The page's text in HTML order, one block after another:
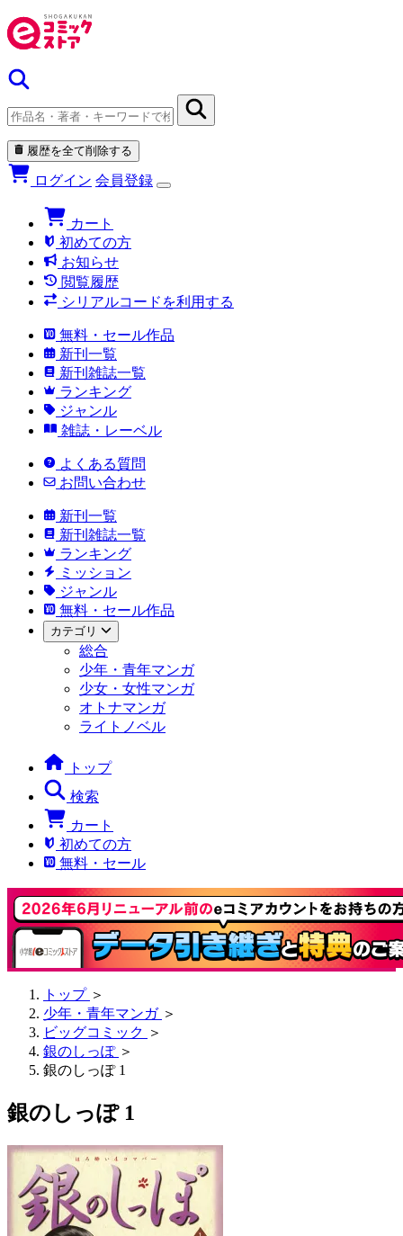
履歴を全て削除する
ログイン 会員登録
カート
初めての方
お知らせ
閲覧履歴
シリアルコードを利用する
無料・セール作品
新刊一覧
新刊雑誌一覧
ランキング
ジャンル
雑誌・レーベル
よくある質問
お問い合わせ
新刊一覧
新刊雑誌一覧
ランキング
ミッション
ジャンル
無料・セール作品
カテゴリ
総合
少年・青年マンガ
少女・女性マンガ
オトナマンガ
ライトノベル
トップ
検索
カート
初めての方
無料・セール
トップ ＞
少年・青年マンガ ＞
ビッグコミック ＞
銀のしっぽ ＞
銀のしっぽ 1
銀のしっぽ 1